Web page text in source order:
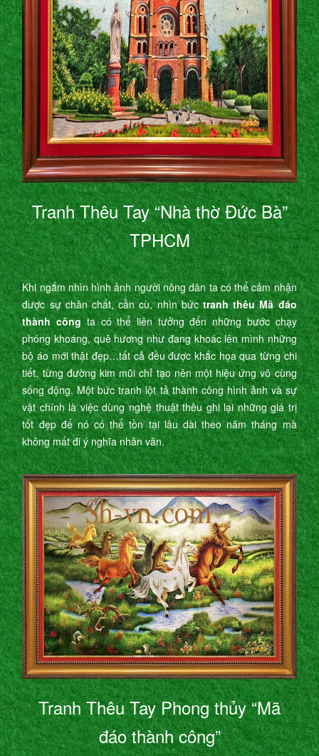
Tranh Thêu Tay “Nhà thờ Đức Bà”
TPHCM
Khi ngắm nhìn hình ảnh người nông dân ta có thể cảm nhận
được sự chân chất, cần cù, nhìn bứctranh thêu Mã đáo
thành côngta có thể liên tưởng đến những bước chạy
phóng khoáng, quê hương như đang khoác lên mình những
bộ áo mới thật đẹp…tất cả đều được khắc họa qua từng chi
tiết, từng đường kim mũi chỉ tạo nên một hiệu ứng vô cùng
sống động. Một bức tranh lột tả thành công hình ảnh và sự
vật chính là việc dùng nghệ thuật thêu ghi lại những giá trị
tốt đẹp để nó có thể tồn tại lâu dài theo năm tháng mà
không mất đi ý nghĩa nhân văn.
Tranh Thêu Tay Phong thủy “Mã
đáo thành công”